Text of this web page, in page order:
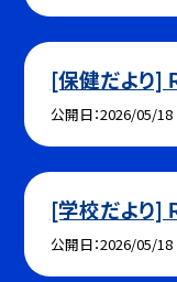
[保健だより]
公開日 2026/05/18
[学校だより]
公開日 2026/05/18